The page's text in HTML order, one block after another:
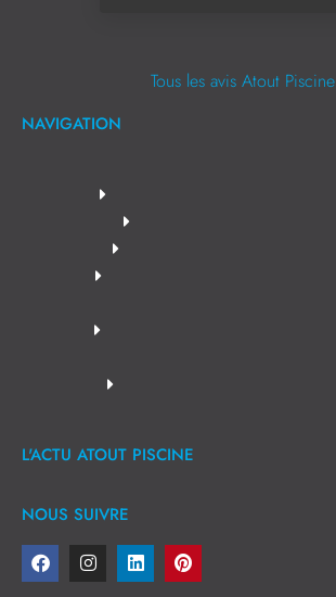
Tous les avis Atout Piscine
NAVIGATION
L'ACTU ATOUT PISCINE
NOUS SUIVRE